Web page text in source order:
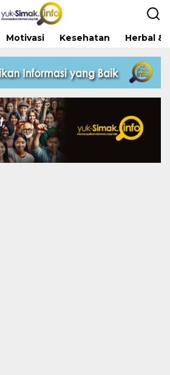
Motivasi Kesehatan Herbal &